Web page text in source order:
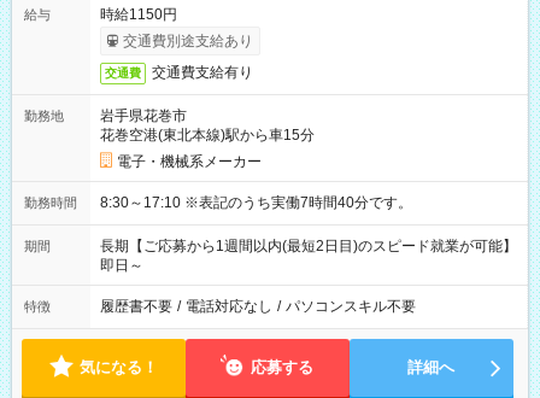
給与
時給1150円
交通費別途支給あり
交通費 交通費支給有り
勤務地
岩手県花巻市
花巻空港(東北本線)駅から車15分
電子・機械系メーカー
勤務時間 8:30～17:10 ※表記のうち実働7時間40分です。
期間
長期【ご応募から1週間以内(最短2日目)のスピード就業が可能】
即日～
特徴 履歴書不要 / 電話対応なし / パソコンスキル不要
気になる！ 応募する 詳細へ